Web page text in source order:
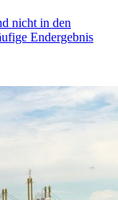
nicht in den
Endergebnis